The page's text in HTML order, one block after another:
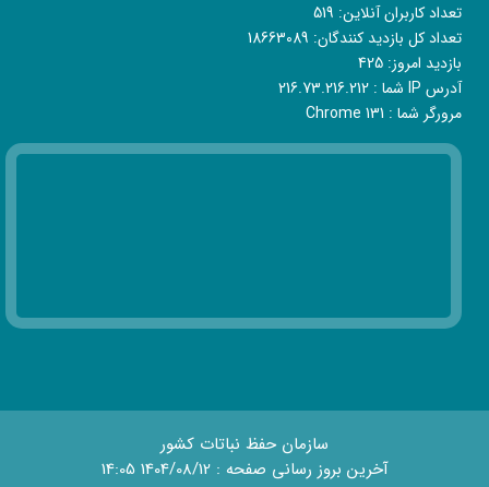
تعداد کاربران آنلاین: 519
تعداد کل بازدید کنندگان: 18663089
بازدید امروز: 425
آدرس IP شما :
216.73.216.212
مرورگر شما : Chrome 131
سازمان حفظ نباتات کشور
آخرین بروز رسانی صفحه : 1404/08/12 14:05